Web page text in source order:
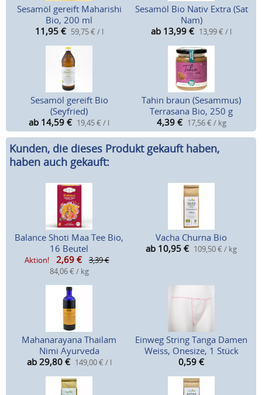
Sesamöl gereift Maharishi
Bio, 200 ml
11,95 € 59,75 € / l
Sesamöl Bio Nativ Extra (Sat
Nam)
ab 13,99 € 13,99 € / l
Sesamöl gereift Bio
(Seyfried)
ab 14,59 € 19,45 € / l
Tahin braun (Sesammus)
Terrasana Bio, 250 g
4,39 € 17,56 € / kg
Kunden, die dieses Produkt gekauft haben,
haben auch gekauft:
Balance Shoti Maa Tee Bio,
16 Beutel
Aktion! 2,69 €
3,39 €
84,06 € / kg
Vacha Churna Bio
ab 10,95 € 109,50 € / kg
Mahanarayana Thailam
Nimi Ayurveda
ab 29,80 € 149,00 € / l
Einweg String Tanga Damen
Weiss, Onesize, 1 Stück
0,59 €